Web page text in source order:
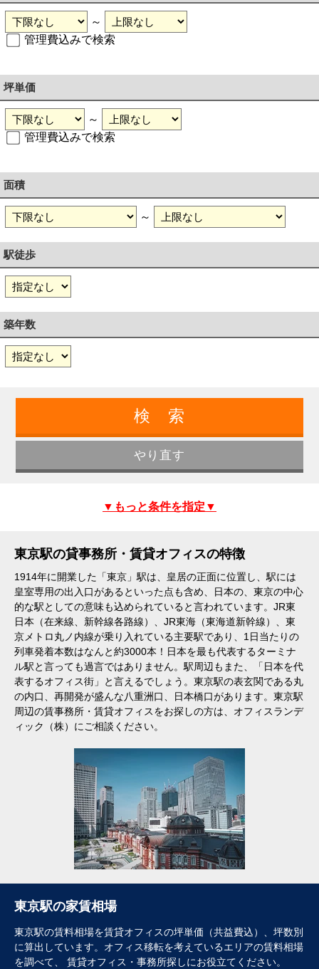
～
管理費込みで検索
坪単価
～
管理費込みで検索
面積
～
駅徒歩
築年数
▼もっと条件を指定▼
東京駅の貸事務所・賃貸オフィスの特徴
1914年に開業した「東京」駅は、皇居の正面に位置し、駅には
皇室専用の出入口があるといった点も含め、日本の、東京の中心
的な駅としての意味も込められていると言われています。JR東
日本（在来線、新幹線各路線）、JR東海（東海道新幹線）、東
京メトロ丸ノ内線が乗り入れている主要駅であり、1日当たりの
列車発着本数はなんと約3000本！日本を最も代表するターミナ
ル駅と言っても過言ではありません。駅周辺もまた、「日本を代
表するオフィス街」と言えるでしょう。東京駅の表玄関である丸
の内口、再開発が盛んな八重洲口、日本橋口があります。東京駅
周辺の賃事務所・賃貸オフィスをお探しの方は、オフィスランデ
ィック（株）にご相談ください。
東京駅の家賃相場
東京駅の賃料相場を賃貸オフィスの坪単価（共益費込）、坪数別
に算出しています。オフィス移転を考えているエリアの賃料相場
を調べて、 賃貸オフィス・事務所探しにお役立てください。